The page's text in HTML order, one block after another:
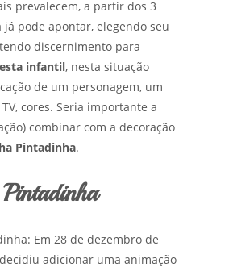
prevalecem, a partir dos 3
já pode apontar, elegendo seu
discernimento para
infantil, nesta situação
de um personagem, um
cores. Seria importante a
combinar com a decoração
Pintadinha.
Em 28 de dezembro de
adicionar uma animação